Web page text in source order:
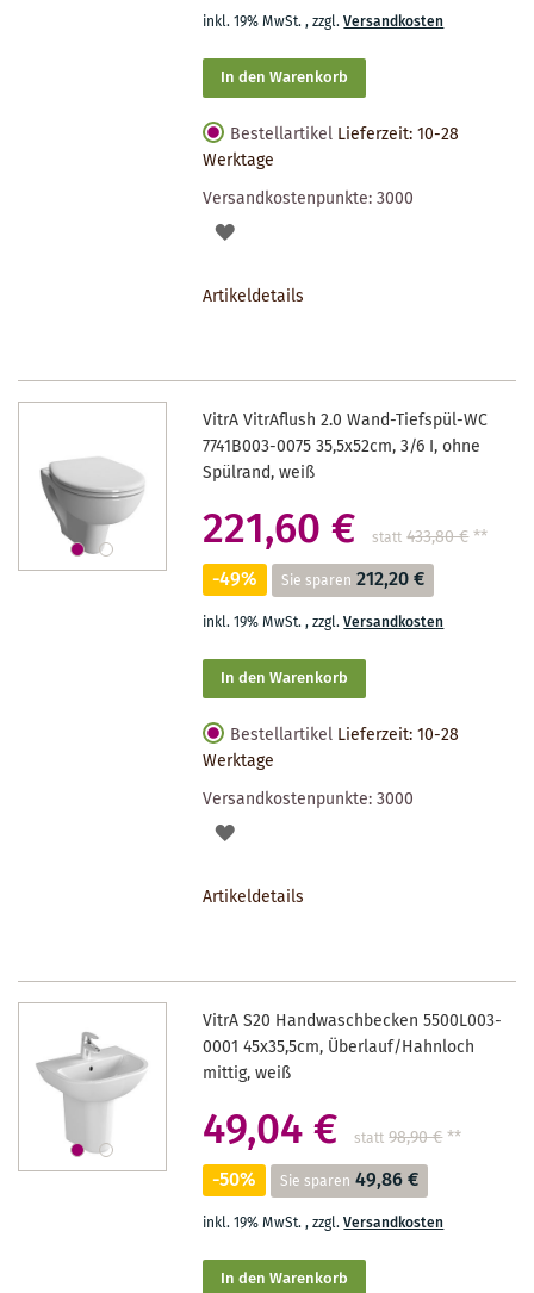
inkl. 19% MwSt.,zzgl.Versandkosten
In den Warenkorb
Bestellartikel Lieferzeit: 10-28
Werktage
Versandkostenpunkte:3000
AUF
Artikeldetails
VitrA VitrAflush 2.0 Wand-Tiefspül-WC
7741B003-0075 35,5x52cm, 3/6 I, ohne
Spülrand, weiß
221,60 € statt 433,80 €**
-49% Sie sparen 212,20 €
inkl. 19% MwSt.,zzgl.Versandkosten
In den Warenkorb
Bestellartikel Lieferzeit: 10-28
Werktage
Versandkostenpunkte:3000
AUF
Artikeldetails
VitrA S20 Handwaschbecken 5500L003-
0001 45x35,5cm, Überlauf/Hahnloch
mittig, weiß
49,04 € statt 98,90 €**
-50% Sie sparen 49,86 €
inkl. 19% MwSt.,zzgl.Versandkosten
In den Warenkorb